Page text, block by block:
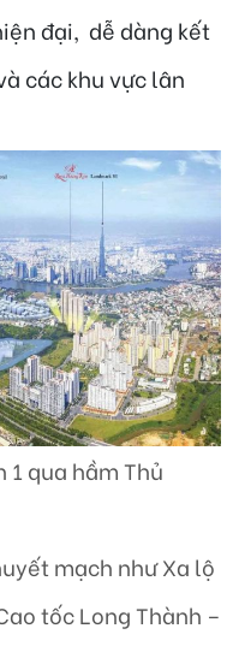
đại, dễ dàng kết
các khu vực lân
1 qua hầm Thủ
mạch như Xa lộ
tốc Long Thành –